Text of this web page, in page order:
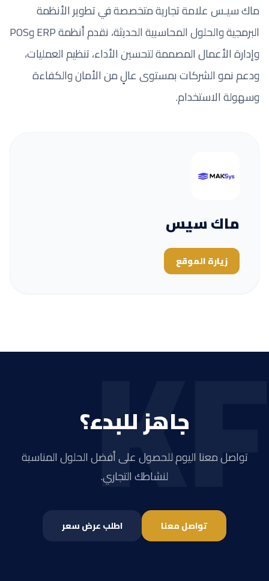
ماك سيـس علامة تجارية متخصصة في تطوير الأنظمة
البرمجية والحلول المحاسبية الحديثة، نقدم أنظمة ERP وPOS
وإدارة الأعمال المصممة لتحسين الأداء، تنظيم العمليات،
ودعم نمو الشركات بمستوى عالٍ من الأمان والكفاءة
وسهولة الاستخدام.
ماك سيس
زيارة الموقع
KF
جاهز للبدء؟
تواصل معنا اليوم للحصول على أفضل الحلول المناسبة
لنشاطك التجاري.
تواصل معنا اطلب عرض سعر